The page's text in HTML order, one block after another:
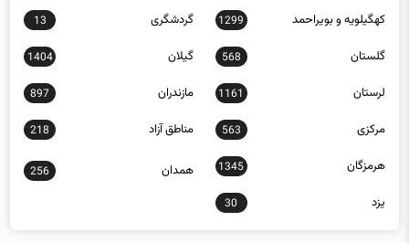
کهگیلویه و بویراحمد 1299 گردشگری 13
گلستان 568 گیلان 1404
لرستان 1161 مازندران 897
مرکزی 563 مناطق آزاد 218
هرمزگان 1345 همدان 256
یزد 30